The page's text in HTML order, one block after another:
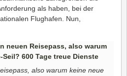
als haben, bei der
Flughafen. Nun,
also warum keine neue